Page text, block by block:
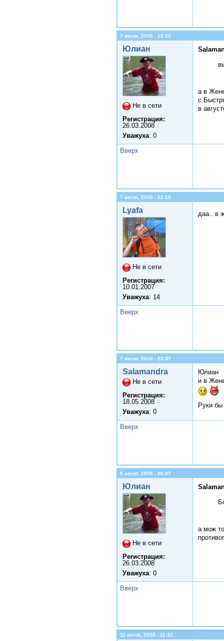
7 июля, 2008 - 15:28
Юлиан
Не в сети
Регистрация:
26.03.2008
Уважуха: 0
а в
с
в
Вверх
7 июля, 2008 - 22:15
Lyafa
Не в сети
Регистрация:
10.01.2007
Уважуха: 14
даа.. в
Вверх
7 июля, 2008 - 22:37
Salamandra
Не в сети
Регистрация:
18.05.2008
Уважуха: 0
Юлиан
и в
Руки
Вверх
8 июля, 2008 - 06:47
Юлиан
Не в сети
Регистрация:
26.03.2008
Уважуха: 0
а мож
Вверх
11 июля, 2008 - 11:31